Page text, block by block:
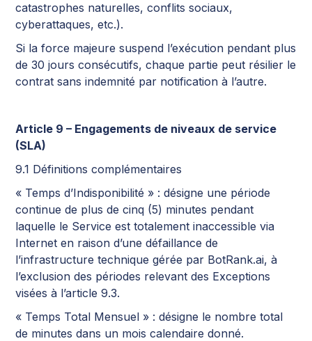
catastrophes naturelles, conflits sociaux,
cyberattaques, etc.).
Si la force majeure suspend l’exécution pendant plus
de 30 jours consécutifs, chaque partie peut résilier le
contrat sans indemnité par notification à l’autre.
Article 9 – Engagements de niveaux de service
(SLA)
9.1 Définitions complémentaires
« Temps d’Indisponibilité » : désigne une période
continue de plus de cinq (5) minutes pendant
laquelle le Service est totalement inaccessible via
Internet en raison d’une défaillance de
l’infrastructure technique gérée par BotRank.ai, à
l’exclusion des périodes relevant des Exceptions
visées à l’article 9.3.
« Temps Total Mensuel » : désigne le nombre total
de minutes dans un mois calendaire donné.